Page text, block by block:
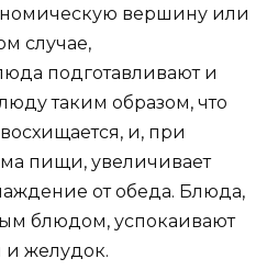
вершину или
случае,
подготавливают и
таким образом, что
и, при
пищи, увеличивает
от обеда. Блюда,
блюдом, успокаивают
желудок.